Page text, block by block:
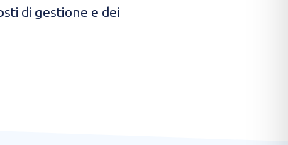
di gestione e dei